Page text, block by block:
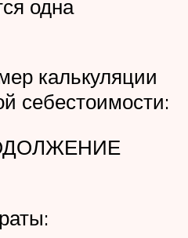
одна
калькуляции
себестоимости: